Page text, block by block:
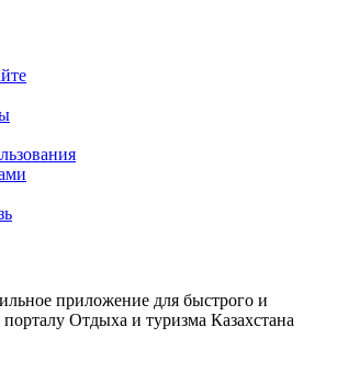
приложение для быстрого и
Отдыха и туризма Казахстана